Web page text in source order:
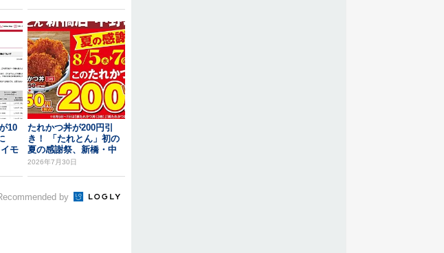
10
モ
たれかつ丼が200円引
き！ 「たれとん」初の
夏の感謝祭、新橋・中
野北口で開催
2026年7月30日
by